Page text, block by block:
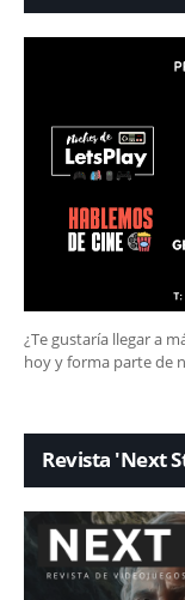
¿Te gustaría llegar a
hoy y forma parte de
Revista 'Next